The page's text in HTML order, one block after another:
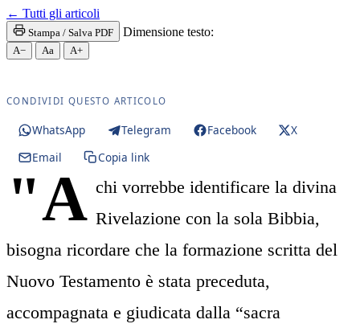
← Tutti gli articoli
Stampa / Salva PDF Dimensione testo:
A− Aa A+
CONDIVIDI QUESTO ARTICOLO
WhatsApp Telegram Facebook
X
Email
Copia link
"A chi vorrebbe identificare la divina
Rivelazione con la sola Bibbia,
bisogna ricordare che la formazione scritta del
Nuovo Testamento è stata preceduta,
accompagnata e giudicata dalla “sacra